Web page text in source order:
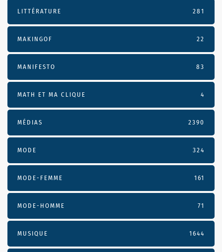
LITTÉRATURE 281
MAKINGOF 22
MANIFESTO 83
MATH ET MA CLIQUE 4
MÉDIAS 2390
MODE 324
MODE-FEMME 161
MODE-HOMME 71
MUSIQUE 1644